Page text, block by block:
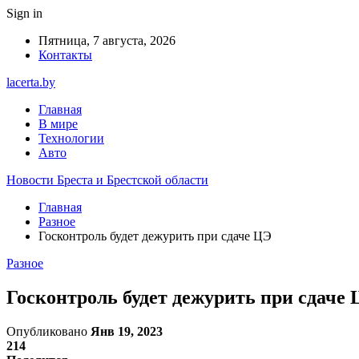
Sign in
Пятница, 7 августа, 2026
Контакты
lacerta.by
Главная
В мире
Технологии
Авто
Новости Бреста и Брестской области
Главная
Разное
Госконтроль будет дежурить при сдаче ЦЭ
Разное
Госконтроль будет дежурить при сдаче
Опубликовано Янв 19, 2023
214